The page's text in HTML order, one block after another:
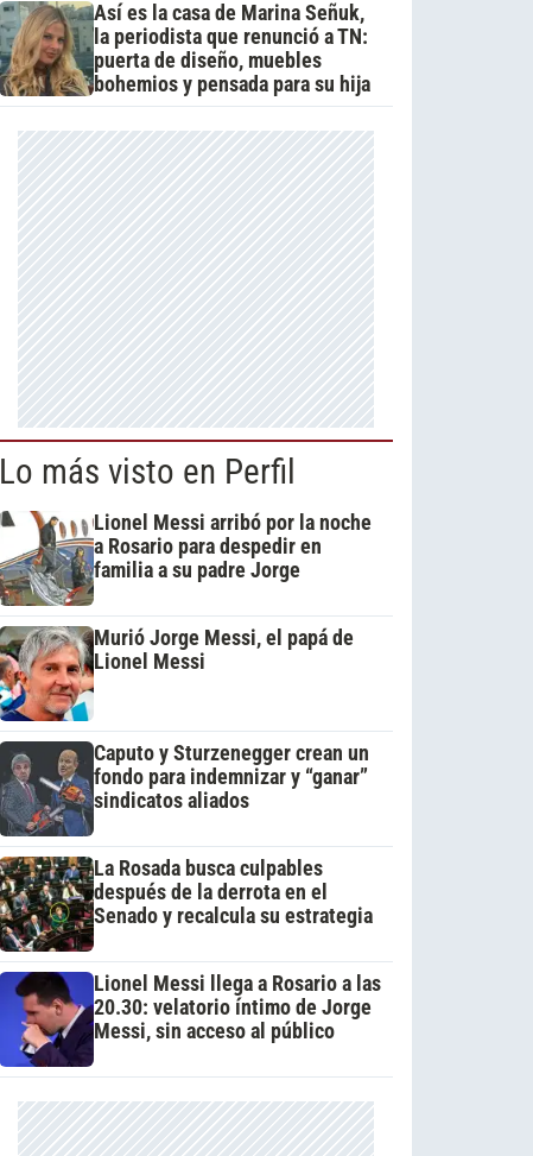
Así es la casa de Marina Señuk,
la periodista que renunció a TN:
puerta de diseño, muebles
bohemios y pensada para su hija
Lo más visto en Perfil
Lionel Messi arribó por la noche
a Rosario para despedir en
familia a su padre Jorge
Murió Jorge Messi, el papá de
Lionel Messi
Caputo y Sturzenegger crean un
fondo para indemnizar y “ganar”
sindicatos aliados
La Rosada busca culpables
después de la derrota en el
Senado y recalcula su estrategia
Lionel Messi llega a Rosario a las
20.30: velatorio íntimo de Jorge
Messi, sin acceso al público